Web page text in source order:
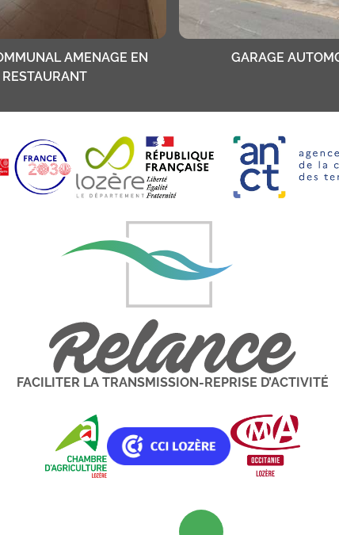
AMENAGE EN
RESTAURANT
GARAGE
FACILITER LA TRANSMISSION-REPRISE D’ACTIVITÉ